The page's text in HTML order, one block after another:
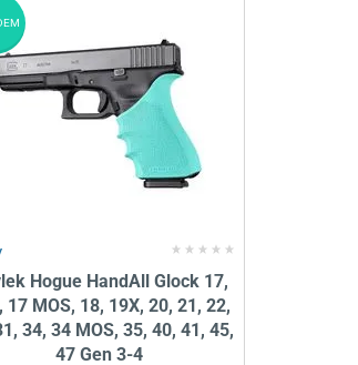
Hogue HandAll Glock 17,
17 MOS, 18, 19X, 20, 21, 22,
34, 34 MOS, 35, 40, 41, 45,
47 Gen 3-4